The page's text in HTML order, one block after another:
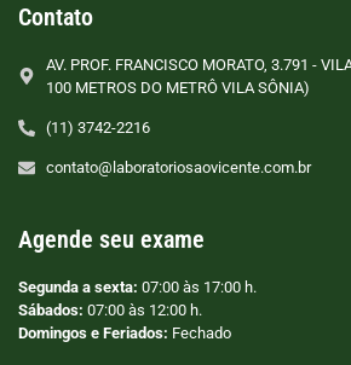
Contato
AV. PROF. FRANCISCO MORATO, 3.791 -
100 METROS DO METRÔ VILA SÔNIA)
(11) 3742-2216
contato@laboratoriosaovicente.com.br
Agende seu exame
Segunda a sexta: 07:00 às 17:00 h.
Sábados: 07:00 às 12:00 h.
Domingos e Feriados: Fechado